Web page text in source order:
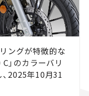
ングが特徴的な
」のカラーバリ
2025年10月31